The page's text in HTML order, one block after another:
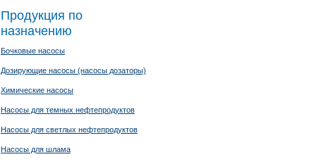
Продукция по
назначению
Бочковые насосы
Дозирующие насосы (насосы дозаторы)
Химические насосы
Насосы для темных нефтепродуктов
Насосы для светлых нефтепродуктов
Насосы для шлама